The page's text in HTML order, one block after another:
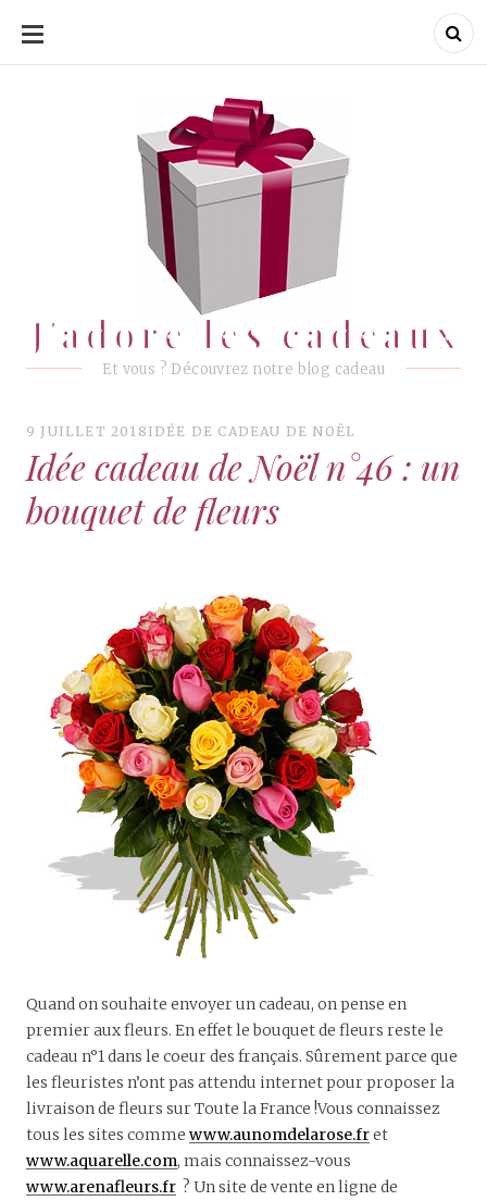
ALLER
CONTENU
J'adore les cadeaux
Et vous ? Découvrez notre blog cadeau
J'adore les cadeaux
9 JUILLET 2018 IDÉE DE CADEAU DE NOËL
Idée cadeau de Noël n°46 : un
bouquet de fleurs
Quand on souhaite envoyer un cadeau, on pense en
premier aux fleurs. En effet le bouquet de fleurs reste le
cadeau n°1 dans le coeur des français. Sûrement parce que
les fleuristes n’ont pas attendu internet pour proposer la
livraison de fleurs sur Toute la France !Vous connaissez
tous les sites comme www.aunomdelarose.fret
www.aquarelle.com, mais connaissez-vous
www.arenafleurs.fr ? Un site de vente en ligne de